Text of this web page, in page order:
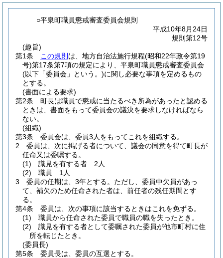
○平泉町職員懲戒審査委員会規則
平成10年8月24日
規則第12号
(趣旨)
第1条
この規則 は、地方自治法施行規程(昭和22年政令第19
号)第17条第7項の規定により、平泉町職員懲戒審査委員会
(以下「委員会」という。)に関し必要な事項を定めるもの
とする。
(書面による要求)
第2条
町長は職員で懲戒に当たるべき所為があったと認める
ときは、書面をもって委員会の議決を要求しなければなら
ない。
(組織)
第3条
委員会は、委員3人をもってこれを組織する。
2
委員は、次に掲げる者について、議会の同意を得て町長が
任命又は委嘱する。
(1)
識見を有する者 2人
(2)
職員 1人
3
委員の任期は、3年とする。 ただし、委員中欠員があっ
て、補欠のため任命された者は、前任者の残任期間とす
る。
第4条
委員は、次の事項に該当するときはこれを免ずる。
(1)
職員から任命された委員で職員の職を失ったとき。
(2)
識見を有する者として委嘱された委員が他市町村に住
所を転じたとき。
(委員長)
第5条
委員長は、委員の互選とする。